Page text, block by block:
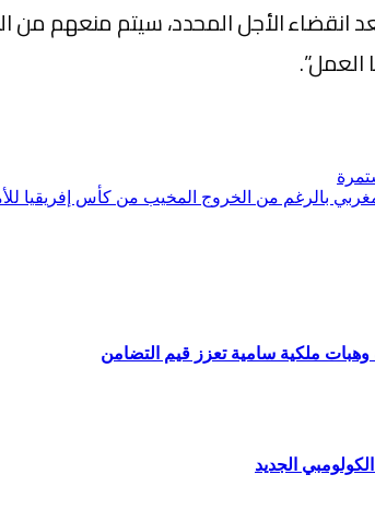
انقضاء الأجل المحدد، سيتم منعهم
العمل”.
بالرغم من الخروج المخيب من كأس إفريقيا
وهبات ملكية سامية تعزز قيم التضامن
الجديد